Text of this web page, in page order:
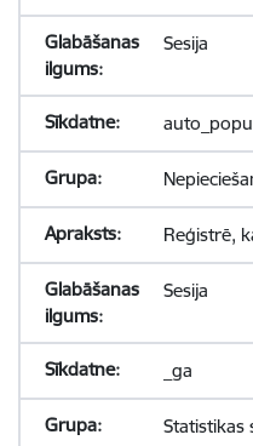
Sesija
Reģistrē,
Sesija
_ga
Statistikas